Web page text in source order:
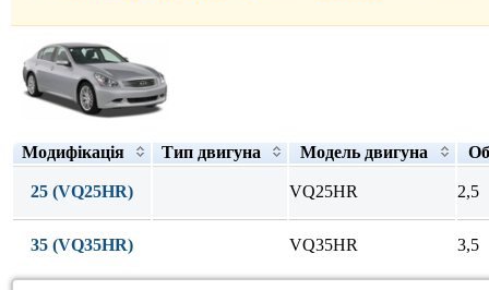
Модифікація Тип двигуна Модель двигуна
25 (VQ25HR) VQ25HR 2,5
35 (VQ35HR) VQ35HR 3,5